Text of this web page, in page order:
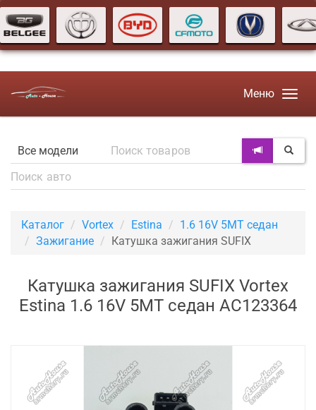
Меню
Каталог Vortex Estina
1.6 16V 5MT седан
Зажигание
Катушка зажигания SUFIX
Катушка зажигания SUFIX Vortex
Estina 1.6 16V 5MT седан AC123364